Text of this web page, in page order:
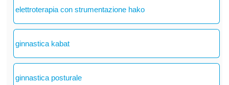
elettroterapia con strumentazione hako
ginnastica kabat
ginnastica posturale